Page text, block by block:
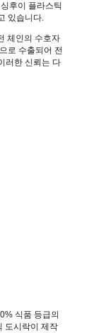
후이 플라스틱
있습니다.
체인의 수호자
로 수출되어 전
러한 신뢰는 다
식품 등급의
도시락이 제작